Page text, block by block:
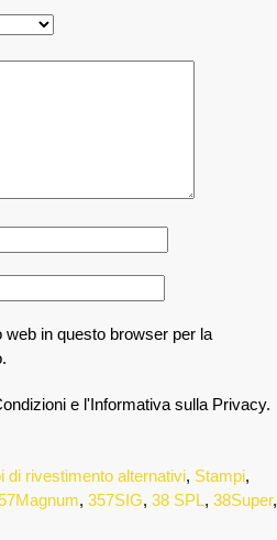
in questo browser per la
e l'Informativa sulla Privacy.
di rivestimento alternativi, Stampi,
, 357SIG, 38 SPL, 38Super,